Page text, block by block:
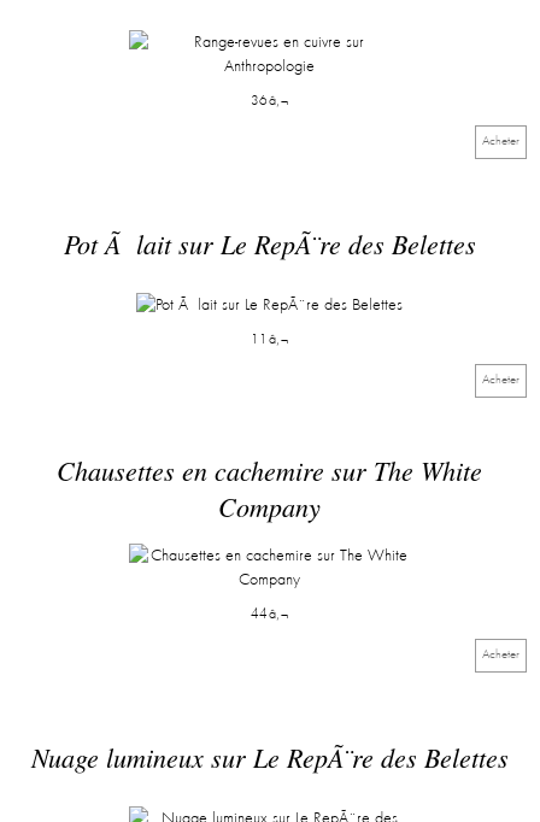
36â‚¬
Acheter
Pot Ã lait sur Le RepÃ¨re des Belettes
11â‚¬
Acheter
Chausettes en cachemire sur The White
Company
44â‚¬
Acheter
Nuage lumineux sur Le RepÃ¨re des Belettes